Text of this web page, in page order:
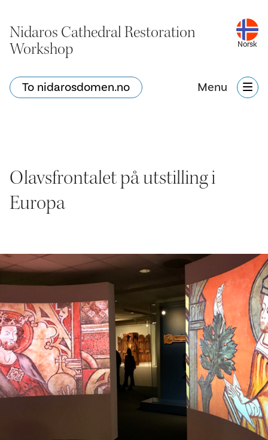
Nidaros Cathedral Restoration
Workshop
Norsk
To nidarosdomen.no Menu
Olavsfrontalet på utstilling i
Europa